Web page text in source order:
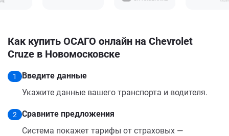
Как купить ОСАГО онлайн на Chevrolet
Cruze в Новомосковске
1
Введите данные
Укажите данные вашего транспорта и водителя.
2
Сравните предложения
Система покажет тарифы от страховых —